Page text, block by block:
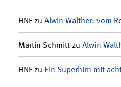
HNFzu Alwin Walther: vom
Martin Schmittzu Alwin
HNFzu Ein Superhirn mit